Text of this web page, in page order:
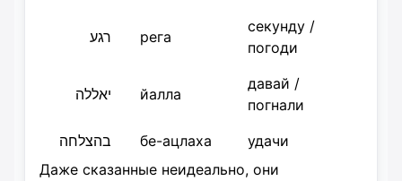
רגע рега
секунду /
погоди
יאללה йалла
давай /
погнали
בהצלחה
бе-ацлаха
удачи
Даже сказанные неидеально, они